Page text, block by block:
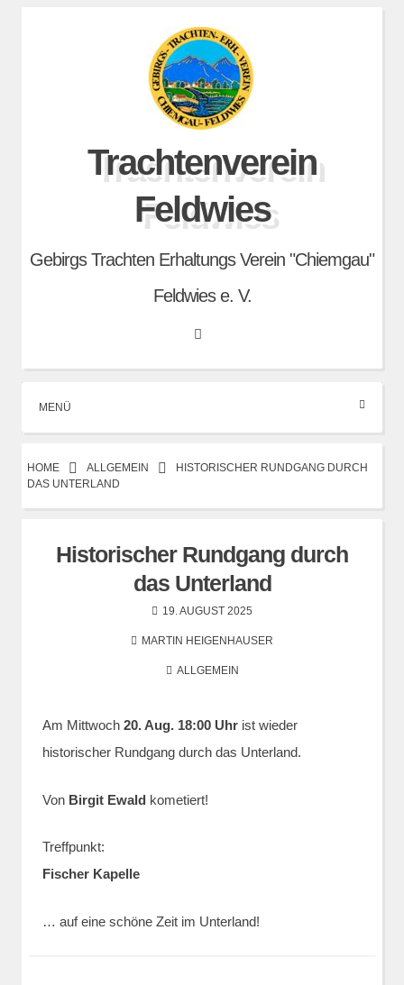
Trachtenverein
Feldwies
Gebirgs Trachten Erhaltungs Verein "Chiemgau"
Feldwies e. V.
Search
MENÜ
HOME ALLGEMEIN
HISTORISCHER RUNDGANG DURCH
DAS UNTERLAND
Historischer Rundgang durch
das Unterland
19. AUGUST 2025
MARTIN HEIGENHAUSER
ALLGEMEIN
Am Mittwoch 20. Aug. 18:00 Uhrist wieder
historischer Rundgang durch das Unterland.
Von Birgit Ewald kometiert!
Treffpunkt:
Fischer Kapelle
… auf eine schöne Zeit im Unterland!